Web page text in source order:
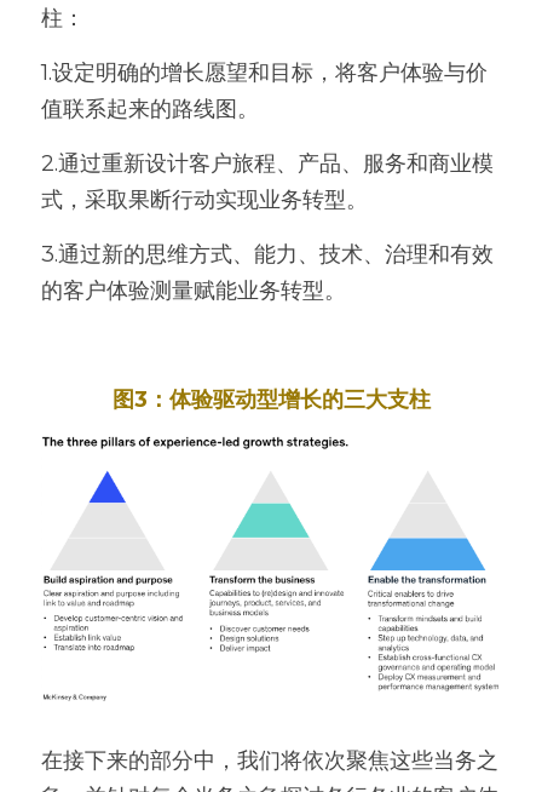
柱：
1.设定明确的增长愿望和目标，将客户体验与价
值联系起来的路线图。
2.通过重新设计客户旅程、产品、服务和商业模
式，采取果断行动实现业务转型。
3.通过新的思维方式、能力、技术、治理和有效
的客户体验测量赋能业务转型。
图3：体验驱动型增长的三大支柱
在接下来的部分中，我们将依次聚焦这些当务之